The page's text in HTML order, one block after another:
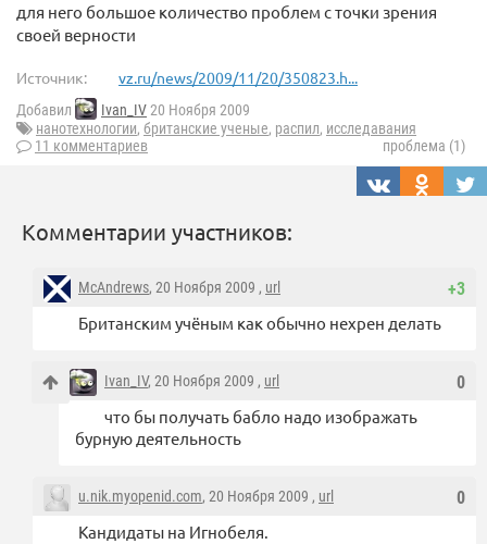
для него большое количество проблем с точки зрения
своей верности
Источник: vz.ru/news/2009/11/20/350823.h...
Добавил Ivan_IV20 Ноября 2009
нанотехнологии, британские ученые, распил, исследавания
11 комментариев
проблема (1)
Комментарии участников:
+3
McAndrews, 20 Ноября 2009 , url
Британским учёным как обычно нехрен делать
0
Ivan_IV, 20 Ноября 2009 , url
что бы получать бабло надо изображать
бурную деятельность
0
u.nik.myopenid.com, 20 Ноября 2009 , url
Кандидаты на Игнобеля.